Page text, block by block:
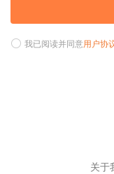
我已阅读并同意用户协
关于